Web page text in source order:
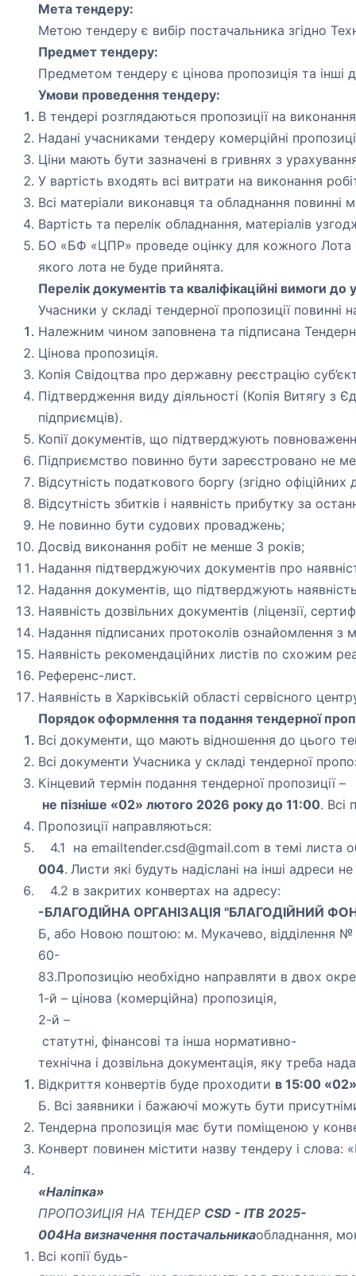
Мета тендеру:
Метою тендеру є вибір постачальника згідно
Предмет тендеру:
Предметом тендеру є цінова пропозиція та
Умови проведення тендеру:
В тендері розглядаються пропозиції на
Надані учасниками тендеру комерційні
Ціни мають бути зазначені в гривнях з
У вартість входять всі витрати на виконання
Всі матеріали виконавця та обладнання повинні
Вартість та перелік обладнання, матеріалів
БО «БФ «ЦПР» проведе оцінку для кожного Лота
якого лота не буде прийнята.
Перелік документів та кваліфікаційні вимоги до
Учасники у складі тендерної пропозиції повинні
Належним чином заповнена та підписана
Цінова пропозиція.
Копія Свідоцтва про державну реєстрацію
Підтвердження виду діяльності (Копія Витягу з
підприємців).
Копії документів, що підтверджують
Підприємство повинно бути зареєстровано не
Відсутність податкового боргу (згідно
Відсутність збитків і наявність прибутку за
Не повинно бути судових проваджень;
Досвід виконання робіт не менше 3 років;
Надання підтверджуючих документів про
Надання документів, що підтверджують наявність
Наявність дозвільних документів (ліцензії,
Надання підписаних протоколів ознайомлення з
Наявність рекомендаційних листів по схожим
Референс-лист.
Наявність в Харківській області сервісного
Порядок оформлення та подання тендерної
Всі документи, що мають відношення до цього
Всі документи Учасника у складі тендерної
Кінцевий термін подання тендерної пропозиції –
не пізніше «02» лютого 2026 року до 11:00. Всі
Пропозиції направляються:
4.1 на emailtender.csd@gmail.com в темі листа
004. Листи які будуть надіслані на інші адреси
4.2 в закритих конвертах на адресу:
-БЛАГОДІЙНА ОРГАНІЗАЦІЯ "БЛАГОДІЙНИЙ
Б, або Новою поштою: м. Мукачево, відділення
60-
83.Пропозицію необхідно направляти в двох
1-й – цінова (комерційна) пропозиція,
2-й –
статутні, фінансові та інша нормативно-
технічна і дозвільна документація, яку треба
Відкриття конвертів буде проходити в 15:00
Б. Всі заявники і бажаючі можуть бути
Тендерна пропозиція має бути поміщеною у
Конверт повинен містити назву тендеру і
«Наліпка»
ПРОПОЗИЦІЯ НА ТЕНДЕР CSD - ITB 2025-
004На визначення постачальникаобладнання,
Всі копії будь-